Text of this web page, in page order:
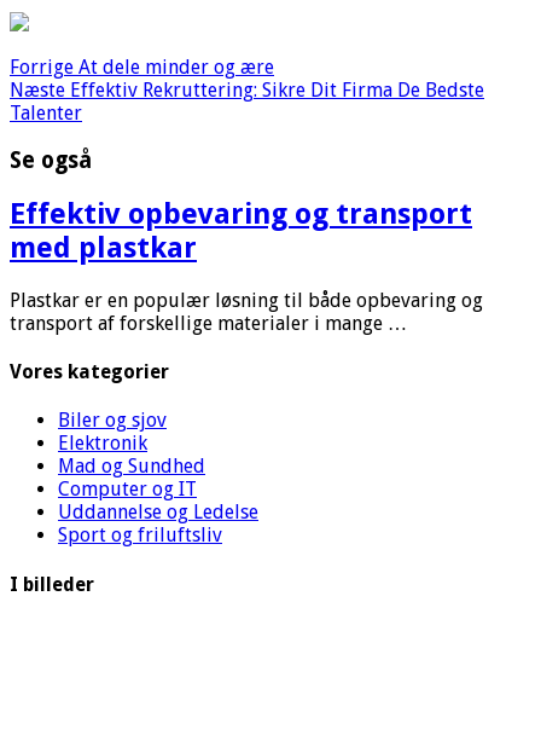
Forrige At dele minder og ære
Næste Effektiv Rekruttering: Sikre Dit Firma De Bedste
Talenter
Se også
Effektiv opbevaring og transport
med plastkar
Plastkar er en populær løsning til både opbevaring og
transport af forskellige materialer i mange …
Vores kategorier
Biler og sjov
Elektronik
Mad og Sundhed
Computer og IT
Uddannelse og Ledelse
Sport og friluftsliv
I billeder